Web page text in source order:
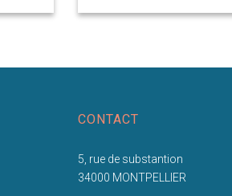
CONTACT
5, rue de substantion
34000 MONTPELLIER